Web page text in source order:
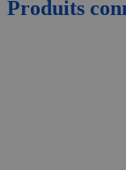
Produits